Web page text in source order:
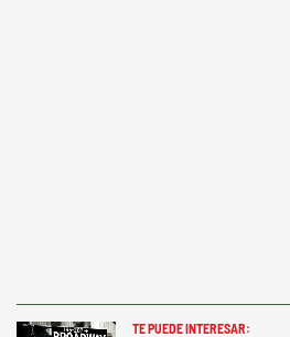
TE PUEDE INTERESAR: